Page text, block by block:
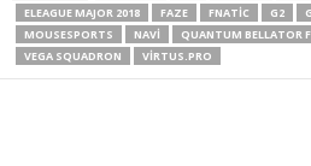
ELEAGUE MAJOR 2018
FAZE FNATIC G2
MOUSESPORTS
NAVI QUANTUM BELLATOR
VEGA SQUADRON
VIRTUS.PRO